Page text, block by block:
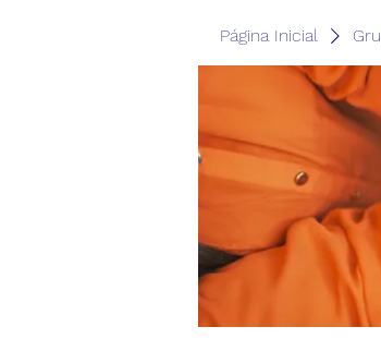
Página Inicial